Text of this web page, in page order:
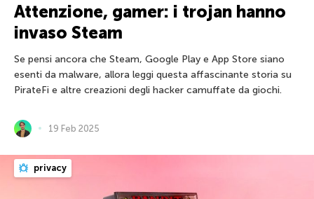
Attenzione, gamer: i trojan hanno
invaso Steam
Se pensi ancora che Steam, Google Play e App Store siano
esenti da malware, allora leggi questa affascinante storia su
PirateFi e altre creazioni degli hacker camuffate da giochi.
19 Feb 2025
privacy